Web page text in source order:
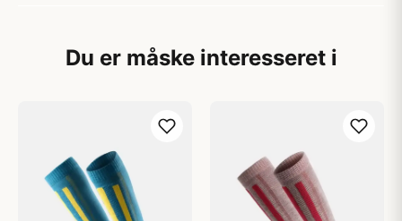
Du er måske interesseret i